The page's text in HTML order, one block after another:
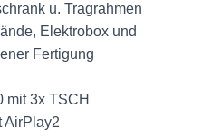
u. Tragrahmen
Elektrobox und
Fertigung
mit 3x TSCH
AirPlay2